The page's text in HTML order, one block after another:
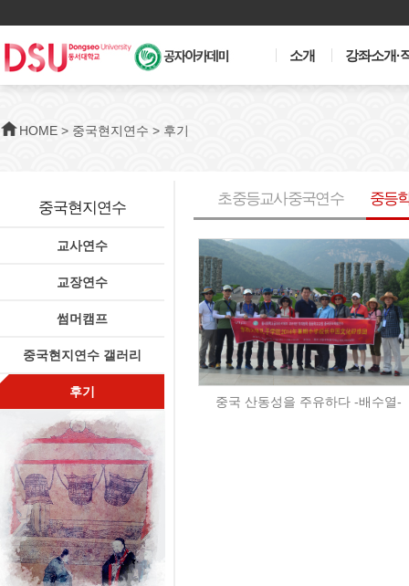
인
메
소개 강좌소개·
HOME > 중국현지연수 > 후기
중국현지연수
교사연수
교장연수
썸머캠프
중국현지연수 갤러리
후기
초중등교사중국연수 중등
중국 산동성을 주유하다 -배수열-